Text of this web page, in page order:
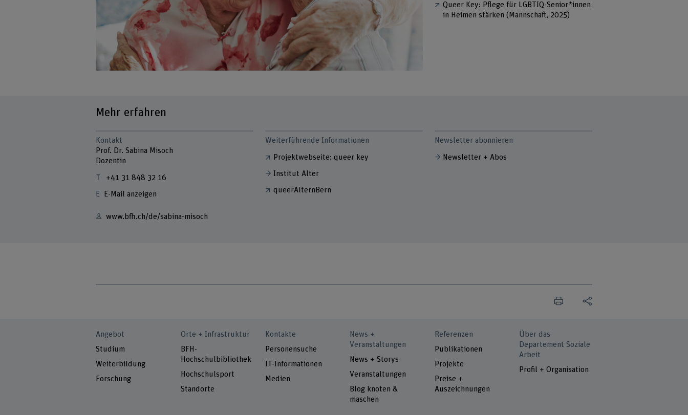
Queer Key: Pflege für LGBTIQ-Senior*innen
in Heimen stärken (Mannschaft, 2025)
Mehr erfahren
Kontakt
Prof. Dr. Sabina Misoch
Dozentin
+41 31 848 32 16
E-Mail anzeigen
www.bfh.ch/de/sabina-misoch
Weiterführende Informationen
Projektwebseite: queer key
Institut Alter
queerAlternBern
Newsletter abonnieren
Newsletter + Abos
Angebot
Studium
Weiterbildung
Forschung
Orte + Infrastruktur
BFH-
Hochschulbibliothek
Hochschulsport
Standorte
Kontakte
Personensuche
IT-Informationen
Medien
News +
Veranstaltungen
News + Storys
Veranstaltungen
Blog knoten &
maschen
Referenzen
Publikationen
Projekte
Preise +
Auszeichnungen
Über das
Departement Soziale
Arbeit
Profil + Organisation